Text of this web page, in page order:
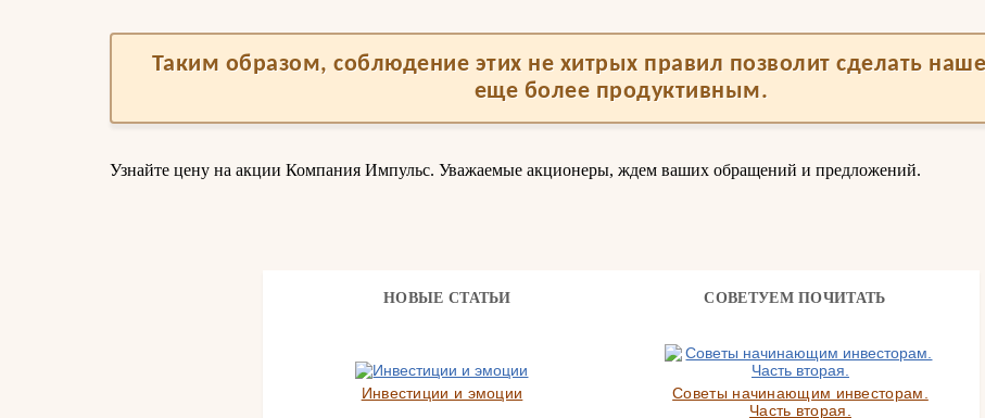
Таким образом, соблюдение этих не хитрых правил позволит сделать
еще более продуктивным.
Узнайте цену на акции Компания Импульс. Уважаемые акционеры, ждем ваших обращений и предложений.
НОВЫЕ СТАТЬИ СОВЕТУЕМ ПОЧИТАТЬ
Инвестиции и эмоции
Советы начинающим инвесторам.
Часть вторая.